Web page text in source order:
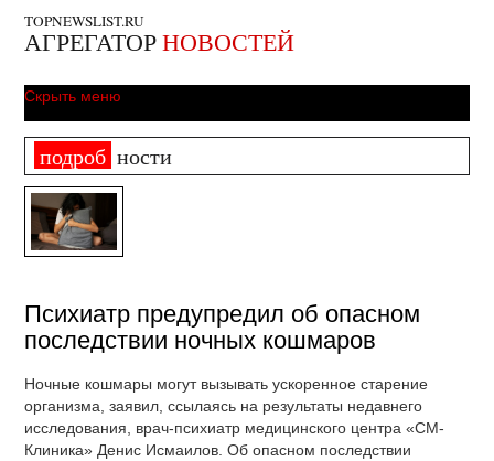
TOPNEWSLIST.RU
АГРЕГАТОРНОВОСТЕЙ
Скрыть меню
подроб ности
Психиатр предупредил об опасном
последствии ночных кошмаров
Ночные кошмары могут вызывать ускоренное старение
организма, заявил, ссылаясь на результаты недавнего
исследования, врач-психиатр медицинского центра «СМ-
Клиника» Денис Исмаилов. Об опасном последствии